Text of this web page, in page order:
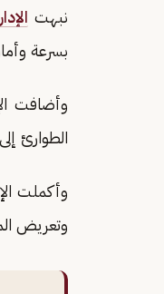
نبهت
بسرعة
وأضافت
الطوارئ
وأكملت
وتعريض